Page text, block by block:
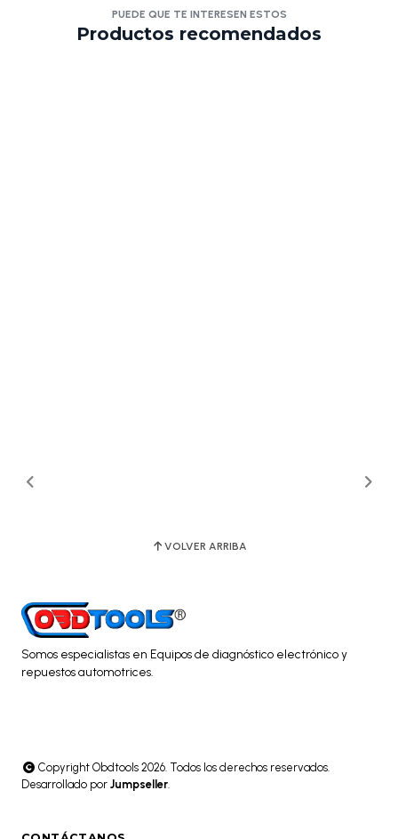
PUEDE QUE TE INTERESEN ESTOS
Productos recomendados
VOLVER ARRIBA
Somos especialistas en Equipos de diagnóstico electrónico y
repuestos automotrices.
Copyright Obdtools 2026. Todos los derechos reservados.
Desarrollado por Jumpseller